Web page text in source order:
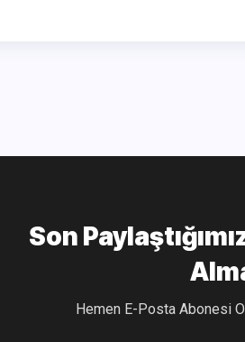
Son
Hemen E-Posta Abonesi Olarak Son Yazıların E-Posta Adresinize Gelmesini